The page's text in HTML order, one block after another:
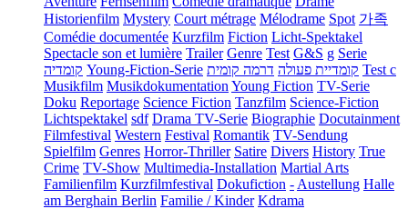
Historienfilm Mystery Court métrage Mélodrame Spot 가족
Comédie documentée Kurzfilm Fiction Licht-Spektakel
Spectacle son et lumière Trailer Genre Test G&S g Serie
קומדיה Young-Fiction-Serie קומדיית פעולה דרמה קומית
Test c
Musikfilm Musikdokumentation Young Fiction TV-Serie
Doku Reportage Science Fiction Tanzfilm Science-Fiction
Lichtspektakel sdf Drama TV-Serie Biographie Docutainment
Filmfestival Western Festival Romantik TV-Sendung
Spielfilm Genres Horror-Thriller Satire Divers History True
Crime TV-Show Multimedia-Installation Martial Arts
Familienfilm Kurzfilmfestival Dokufiction - Austellung Halle
am Berghain Berlin Familie / Kinder Kdrama